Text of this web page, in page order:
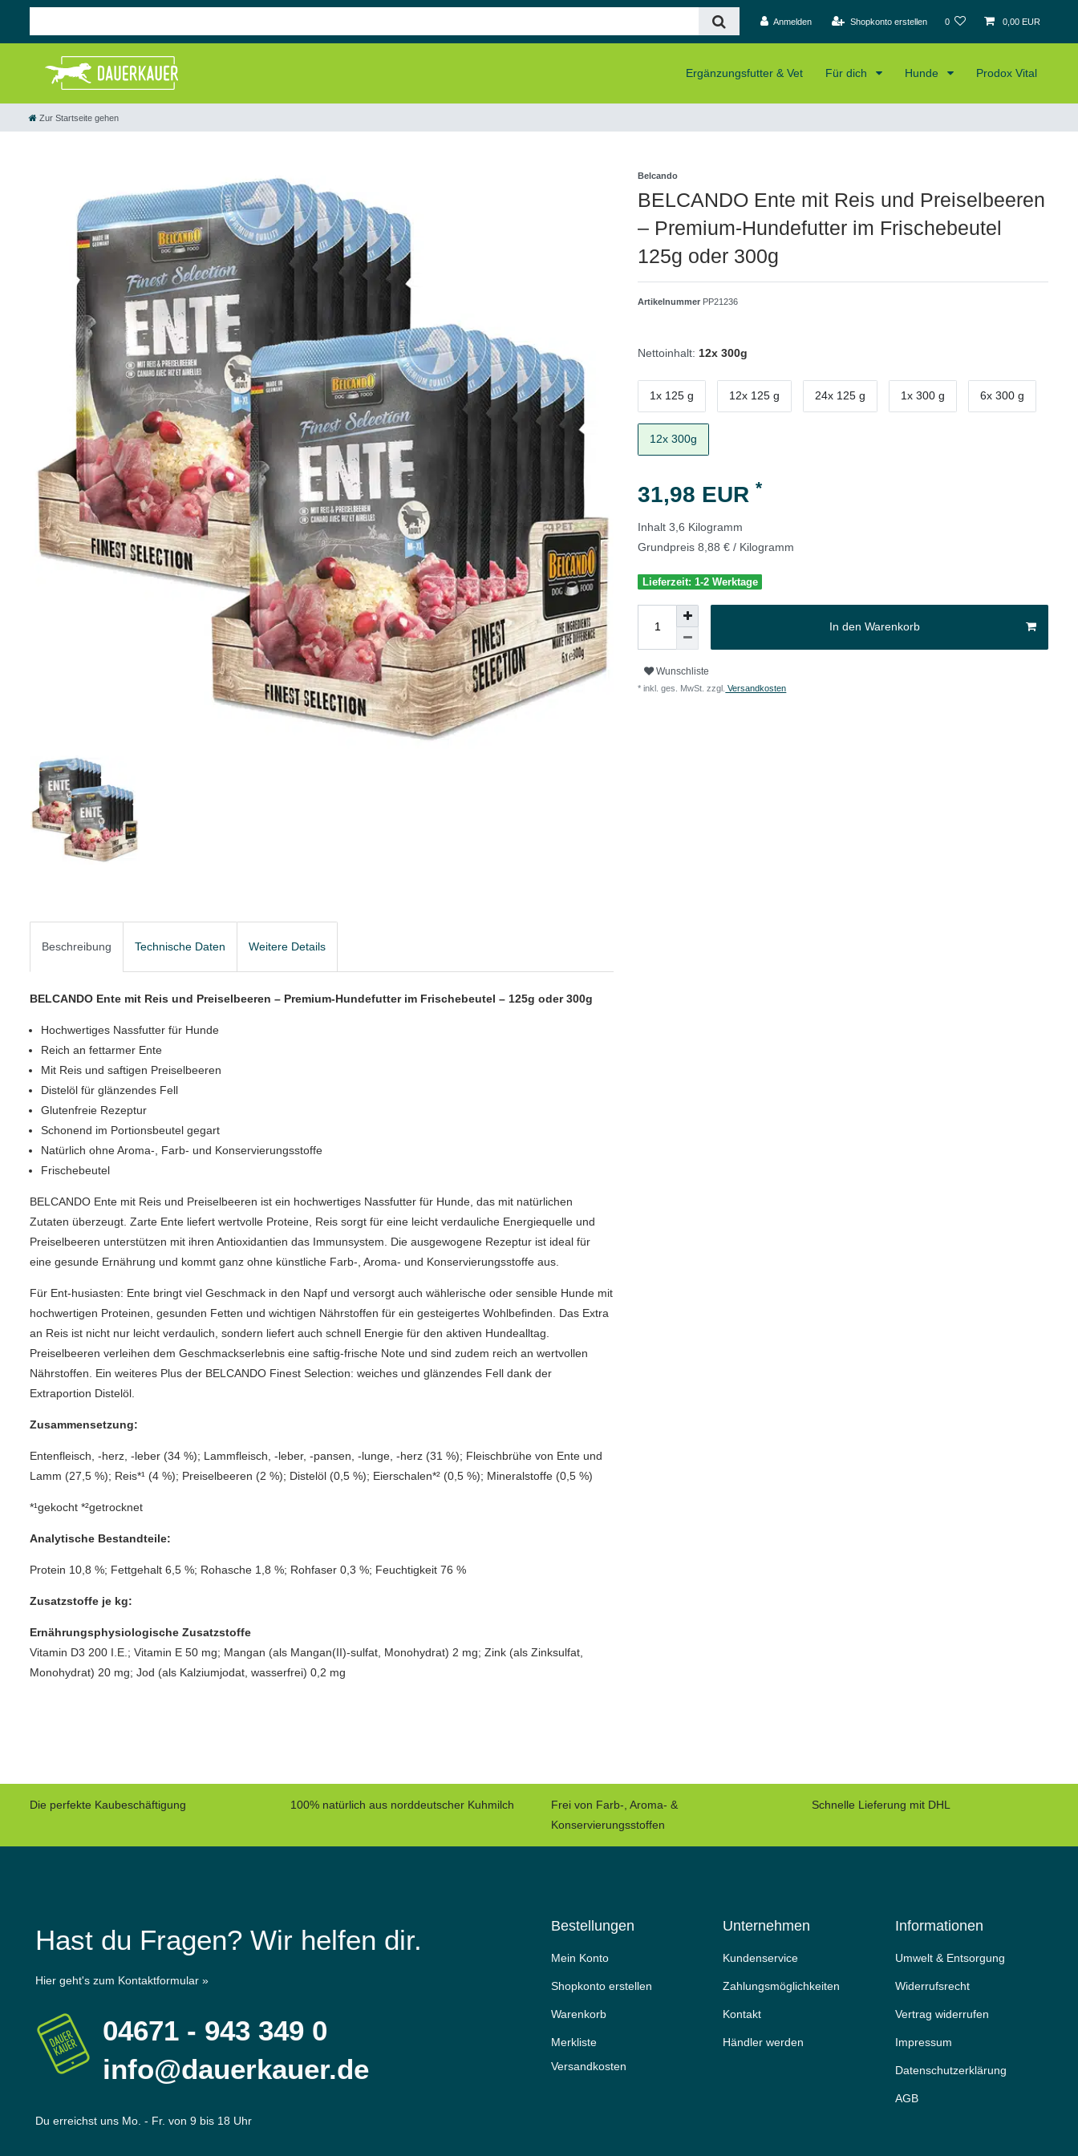
Anmelden Shopkonto erstellen 0 0,00 EUR
Ergänzungsfutter & Vet Für dich Hunde Prodox Vital
Zur Startseite gehen
Belcando
BELCANDO Ente mit Reis und Preiselbeeren
– Premium-Hundefutter im Frischebeutel
125g oder 300g
Artikelnummer PP21236
Nettoinhalt: 12x 300g
1x 125 g 12x 125 g 24x 125 g 1x 300 g 6x 300 g
12x 300g
31,98 EUR*
Inhalt3,6 Kilogramm
Grundpreis8,88 € / Kilogramm
Lieferzeit: 1-2 Werktage
In den Warenkorb
Wunschliste
* inkl. ges. MwSt. zzgl. Versandkosten
Beschreibung Technische Daten Weitere Details
BELCANDO Ente mit Reis und Preiselbeeren – Premium-Hundefutter im Frischebeutel – 125g oder 300g
Hochwertiges Nassfutter für Hunde
Reich an fettarmer Ente
Mit Reis und saftigen Preiselbeeren
Distelöl für glänzendes Fell
Glutenfreie Rezeptur
Schonend im Portionsbeutel gegart
Natürlich ohne Aroma-, Farb- und Konservierungsstoffe
Frischebeutel
BELCANDO Ente mit Reis und Preiselbeeren ist ein hochwertiges Nassfutter für Hunde, das mit natürlichen
Zutaten überzeugt. Zarte Ente liefert wertvolle Proteine, Reis sorgt für eine leicht verdauliche Energiequelle und
Preiselbeeren unterstützen mit ihren Antioxidantien das Immunsystem. Die ausgewogene Rezeptur ist ideal für
eine gesunde Ernährung und kommt ganz ohne künstliche Farb-, Aroma- und Konservierungsstoffe aus.
Für Ent-husiasten: Ente bringt viel Geschmack in den Napf und versorgt auch wählerische oder sensible Hunde mit
hochwertigen Proteinen, gesunden Fetten und wichtigen Nährstoffen für ein gesteigertes Wohlbefinden. Das Extra
an Reis ist nicht nur leicht verdaulich, sondern liefert auch schnell Energie für den aktiven Hundealltag.
Preiselbeeren verleihen dem Geschmackserlebnis eine saftig-frische Note und sind zudem reich an wertvollen
Nährstoffen. Ein weiteres Plus der BELCANDO Finest Selection: weiches und glänzendes Fell dank der
Extraportion Distelöl.
Zusammensetzung:
Entenfleisch, -herz, -leber (34 %); Lammfleisch, -leber, -pansen, -lunge, -herz (31 %); Fleischbrühe von Ente und
Lamm (27,5 %); Reis*¹ (4 %); Preiselbeeren (2 %); Distelöl (0,5 %); Eierschalen*² (0,5 %); Mineralstoffe (0,5 %)
*¹gekocht *²getrocknet
Analytische Bestandteile:
Protein 10,8 %; Fettgehalt 6,5 %; Rohasche 1,8 %; Rohfaser 0,3 %; Feuchtigkeit 76 %
Zusatzstoffe je kg:
Ernährungsphysiologische Zusatzstoffe
Vitamin D3 200 I.E.; Vitamin E 50 mg; Mangan (als Mangan(II)-sulfat, Monohydrat) 2 mg; Zink (als Zinksulfat,
Monohydrat) 20 mg; Jod (als Kalziumjodat, wasserfrei) 0,2 mg
Die perfekte Kaubeschäftigung 100% natürlich aus norddeutscher Kuhmilch
Frei von Farb-, Aroma- &
Konservierungsstoffen
Schnelle Lieferung mit DHL
Hast du Fragen? Wir helfen dir.
Hier geht's zum Kontaktformular »
04671 - 943 349 0
info@dauerkauer.de
Du erreichst uns Mo. - Fr. von 9 bis 18 Uhr
Bestellungen
Mein Konto
Shopkonto erstellen
Warenkorb
Merkliste
Versandkosten
Unternehmen
Kundenservice
Zahlungsmöglichkeiten
Kontakt
Händler werden
Informationen
Umwelt & Entsorgung
Widerrufs­recht
Vertrag widerrufen
Impressum
Daten­schutz­erklärung
AGB